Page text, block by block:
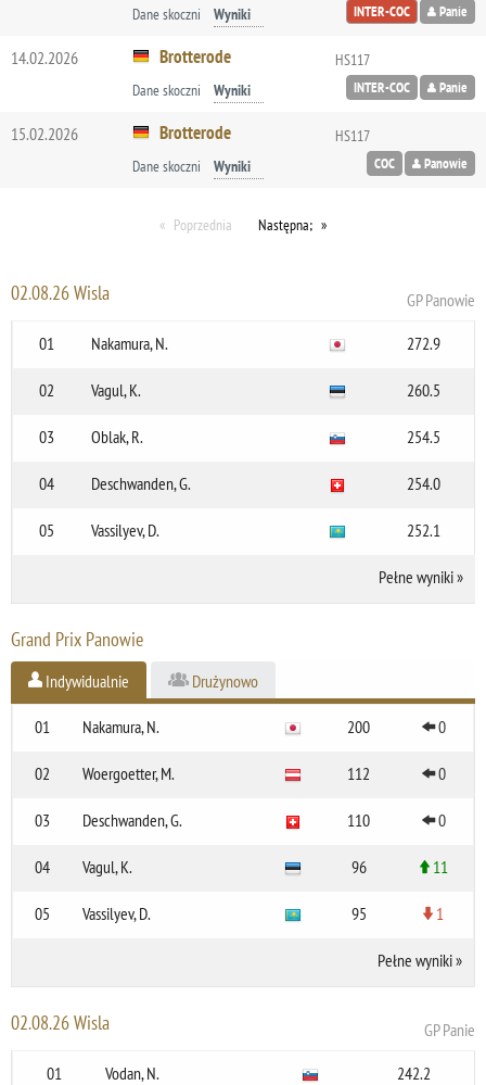
Dane skoczni Wyniki INTER-COC Panie
14.02.2026 Brotterode
Dane skoczni Wyniki
HS117
INTER-COC Panie
15.02.2026 Brotterode
Dane skoczni Wyniki
HS117
COC Panowie
Poprzednia Następna;
02.08.26 Wisla
GP Panowie
01
Nakamura, N. 272.9
02 Vagul, K. 260.5
03 Oblak, R. 254.5
04 Deschwanden, G. 254.0
05 Vassilyev, D. 252.1
Pełne wyniki»
Grand Prix Panowie
Indywidualnie Drużynowo
01 Nakamura, N. 200 0
02 Woergoetter, M. 112 0
03 Deschwanden, G. 110 0
04 Vagul, K. 96 11
05 Vassilyev, D. 95 1
Pełne wyniki»
02.08.26 Wisla
GP Panie
01
Vodan, N. 242.2